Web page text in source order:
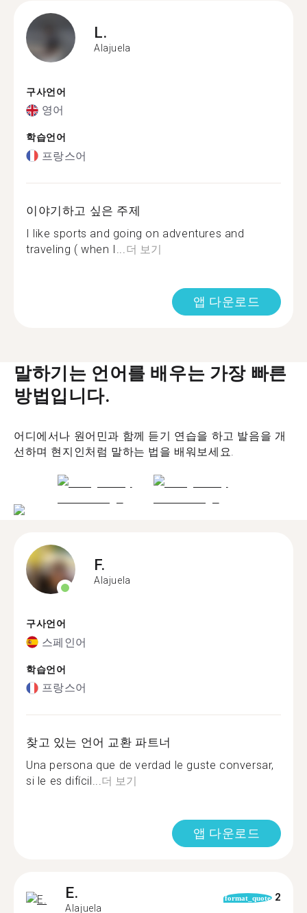
L.
Alajuela
구사언어
영어
학습언어
프랑스어
이야기하고 싶은 주제
I like sports and going on adventures and
traveling ( when I... 더 보기
앱 다운로드
말하기는 언어를 배우는 가장 빠른
방법입니다.
어디에서나 원어민과 함께 듣기 연습을 하고 발음을 개
선하며 현지인처럼 말하는 법을 배워보세요.
F.
Alajuela
구사언어
스페인어
학습언어
프랑스어
찾고 있는 언어 교환 파트너
Una persona que de verdad le guste conversar,
si le es difícil...더 보기
앱 다운로드
E.
Alajuela
format_quote 2